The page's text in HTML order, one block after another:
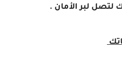
لبر الأمان .